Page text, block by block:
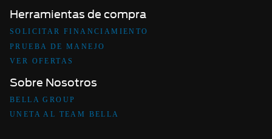
Herramientas de compra
SOLICITAR FINANCIAMIENTO
PRUEBA DE MANEJO
VER OFERTAS
Sobre Nosotros
BELLA GROUP
UNETA AL TEAM BELLA